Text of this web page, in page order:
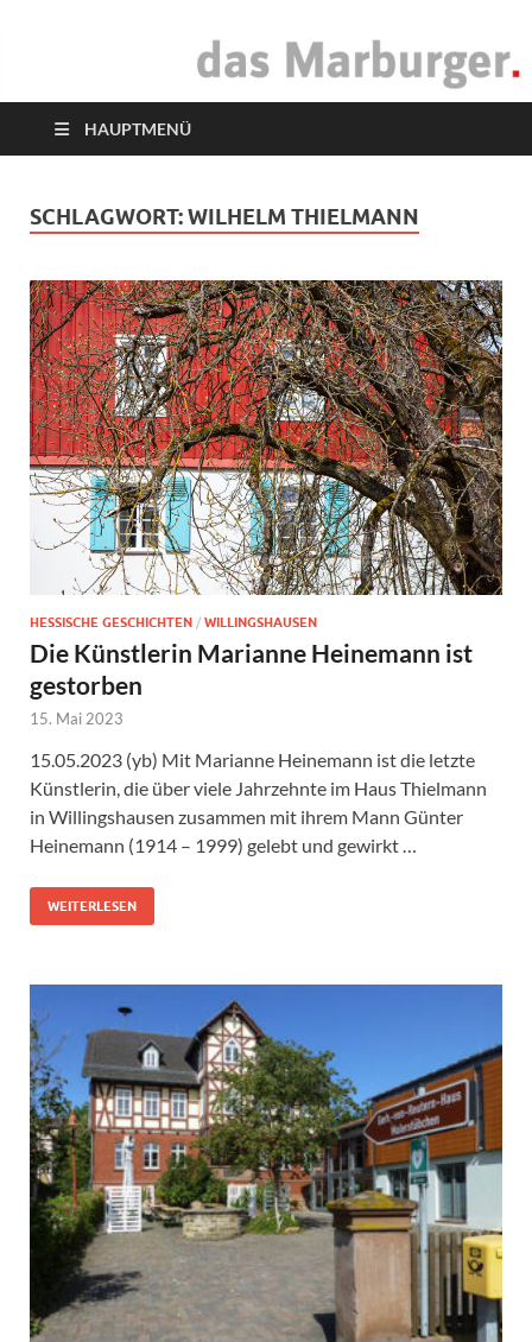
das Marburger.
HAUPTMENÜ
SCHLAGWORT:WILHELM THIELMANN
HESSISCHE GESCHICHTEN / WILLINGSHAUSEN
Die Künstlerin Marianne Heinemann ist
gestorben
15. Mai 2023
15.05.2023 (yb) Mit Marianne Heinemann ist die letzte
Künstlerin, die über viele Jahrzehnte im Haus Thielmann
in Willingshausen zusammen mit ihrem Mann Günter
Heinemann (1914 – 1999) gelebt und gewirkt …
WEITERLESEN